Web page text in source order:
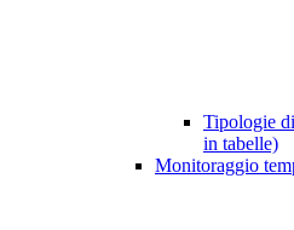
Tipologie
in tabelle)
Monitoraggio